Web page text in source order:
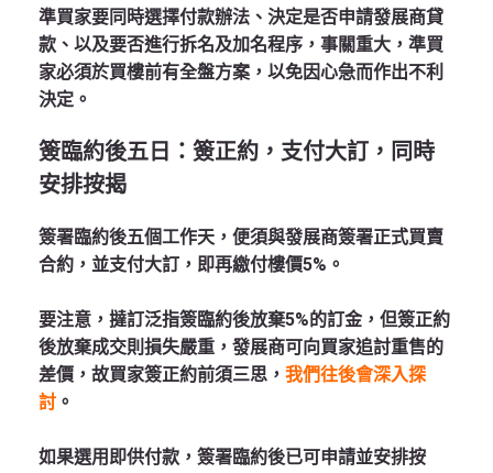
準買家要同時選擇付款辦法、決定是否申請發展商貸
款、以及要否進行拆名及加名程序，事關重大，準買
家必須於買樓前有全盤方案，以免因心急而作出不利
決定。
簽臨約後五日：簽正約，支付大訂，同時
安排按揭
簽署臨約後五個工作天，便須與發展商簽署正式買賣
合約，並支付大訂，即再繳付樓價5%。
要注意，撻訂泛指簽臨約後放棄5%的訂金，但簽正約
後放棄成交則損失嚴重，發展商可向買家追討重售的
差價，故買家簽正約前須三思， 我們往後會深入探
討 。
如果選用即供付款，簽署臨約後已可申請並安排按